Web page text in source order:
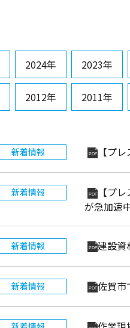
2024年 2023年
2012年 2011年
新着情報 PDF 【プ
新着情報 PDF
【プ
が急加速
新着情報 PDF建設資
新着情報 PDF佐賀市